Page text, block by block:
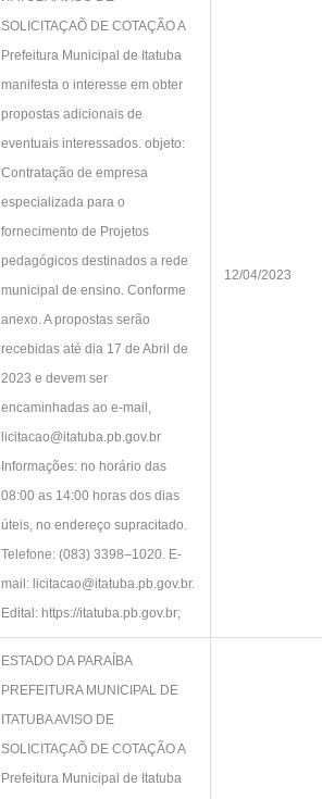
SOLICITAÇAÕ DE COTAÇÃO A
Prefeitura Municipal de Itatuba
manifesta o interesse em obter
propostas adicionais de
eventuais interessados. objeto:
Contratação de empresa
especializada para o
fornecimento de Projetos
pedagógicos destinados a rede
municipal de ensino. Conforme
anexo. A propostas serão
recebidas até dia 17 de Abril de
2023 e devem ser
encaminhadas ao e-mail,
licitacao@itatuba.pb.gov.br
Informações: no horário das
08:00 as 14:00 horas dos dias
úteis, no endereço supracitado.
Telefone: (083) 3398–1020. E-
mail: licitacao@itatuba.pb.gov.br.
Edital: https://itatuba.pb.gov.br;
12/04/2023
ESTADO DA PARAÍBA
PREFEITURA MUNICIPAL DE
ITATUBA AVISO DE
SOLICITAÇAÕ DE COTAÇÃO A
Prefeitura Municipal de Itatuba